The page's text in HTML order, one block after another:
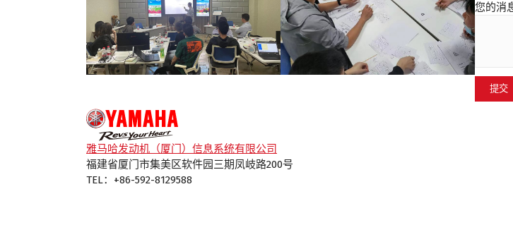
您的消
雅马哈发动机（厦门）信息系统有限公司
福建省厦门市集美区软件园三期凤岐路200号
TEL：+86-592-8129588